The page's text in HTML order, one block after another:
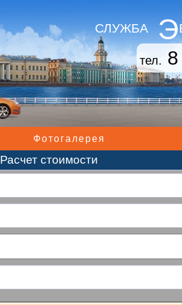
СЛУЖБА Э
тел.
Фотогалерея
Расчет стоимости